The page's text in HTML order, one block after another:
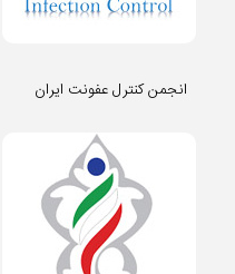
انجمن کنترل عفونت ایران